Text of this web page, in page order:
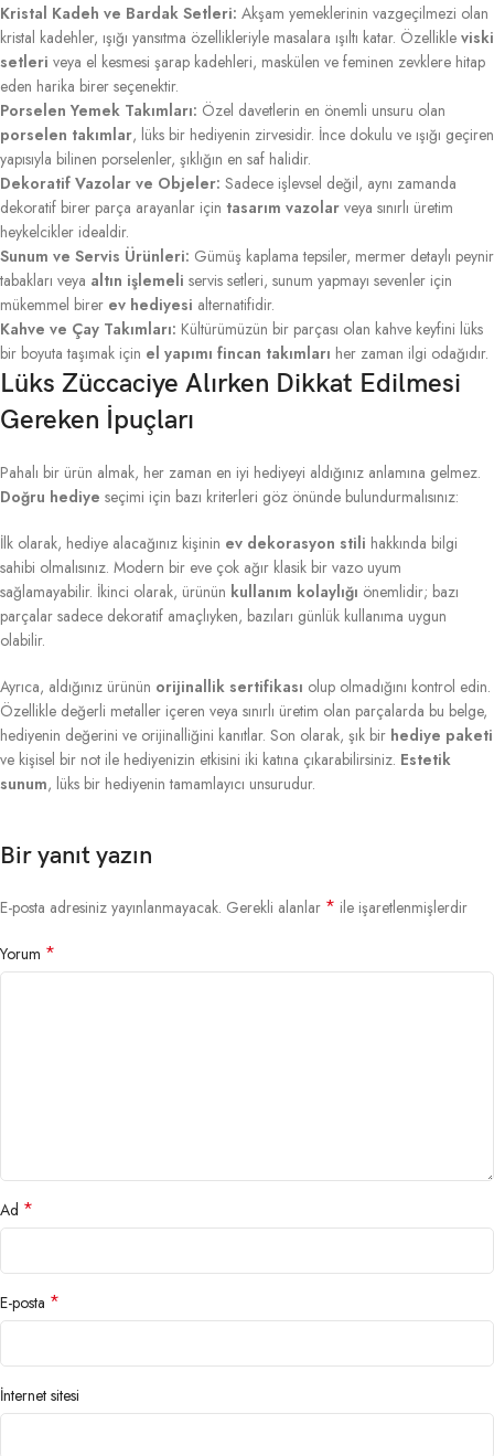
Kristal Kadeh ve Bardak Setleri: Akşam yemeklerinin vazgeçilmezi olan
kristal kadehler, ışığı yansıtma özellikleriyle masalara ışıltı katar. Özellikle viski
setleri veya el kesmesi şarap kadehleri, maskülen ve feminen zevklere hitap
eden harika birer seçenektir.
Porselen Yemek Takımları: Özel davetlerin en önemli unsuru olan
porselen takımlar, lüks bir hediyenin zirvesidir. İnce dokulu ve ışığı geçiren
yapısıyla bilinen porselenler, şıklığın en saf halidir.
Dekoratif Vazolar ve Objeler: Sadece işlevsel değil, aynı zamanda
dekoratif birer parça arayanlar için tasarım vazolar veya sınırlı üretim
heykelcikler idealdir.
Sunum ve Servis Ürünleri: Gümüş kaplama tepsiler, mermer detaylı peynir
tabakları veya altın işlemeli servis setleri, sunum yapmayı sevenler için
mükemmel birer ev hediyesi alternatifidir.
Kahve ve Çay Takımları: Kültürümüzün bir parçası olan kahve keyfini lüks
bir boyuta taşımak için el yapımı fincan takımları her zaman ilgi odağıdır.
Lüks Züccaciye Alırken Dikkat Edilmesi
Gereken İpuçları
Pahalı bir ürün almak, her zaman en iyi hediyeyi aldığınız anlamına gelmez.
Doğru hediye seçimi için bazı kriterleri göz önünde bulundurmalısınız:
İlk olarak, hediye alacağınız kişinin ev dekorasyon stili hakkında bilgi
sahibi olmalısınız. Modern bir eve çok ağır klasik bir vazo uyum
sağlamayabilir. İkinci olarak, ürünün kullanım kolaylığı önemlidir; bazı
parçalar sadece dekoratif amaçlıyken, bazıları günlük kullanıma uygun
olabilir.
Ayrıca, aldığınız ürünün orijinallik sertifikası olup olmadığını kontrol edin.
Özellikle değerli metaller içeren veya sınırlı üretim olan parçalarda bu belge,
hediyenin değerini ve orijinalliğini kanıtlar. Son olarak, şık bir hediye paketi
ve kişisel bir not ile hediyenizin etkisini iki katına çıkarabilirsiniz. Estetik
sunum, lüks bir hediyenin tamamlayıcı unsurudur.
Bir yanıt yazın
E-posta adresiniz yayınlanmayacak. Gerekli alanlar * ile işaretlenmişlerdir
Yorum *
Ad *
E-posta *
İnternet sitesi